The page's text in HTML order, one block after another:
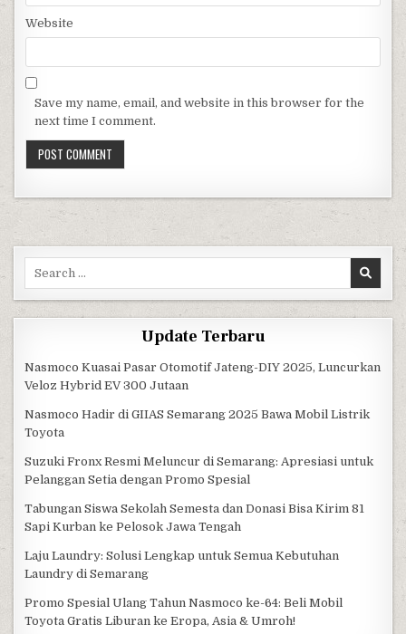
Website
Save my name, email, and website in this browser for the
next time I comment.
Search for:
Update Terbaru
Nasmoco Kuasai Pasar Otomotif Jateng-DIY 2025, Luncurkan
Veloz Hybrid EV 300 Jutaan
Nasmoco Hadir di GIIAS Semarang 2025 Bawa Mobil Listrik
Toyota
Suzuki Fronx Resmi Meluncur di Semarang: Apresiasi untuk
Pelanggan Setia dengan Promo Spesial
Tabungan Siswa Sekolah Semesta dan Donasi Bisa Kirim 81
Sapi Kurban ke Pelosok Jawa Tengah
Laju Laundry: Solusi Lengkap untuk Semua Kebutuhan
Laundry di Semarang
Promo Spesial Ulang Tahun Nasmoco ke-64: Beli Mobil
Toyota Gratis Liburan ke Eropa, Asia & Umroh!